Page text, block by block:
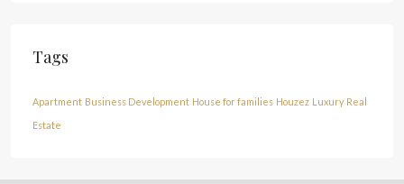
Tags
Apartment Business Development House for families Houzez Luxury Real
Estate